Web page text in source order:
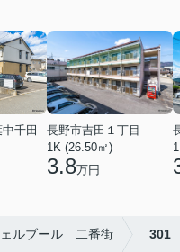
千田
長野市吉田１丁目
1K (26.50㎡)
3.8万円
ルブール 二番街 301